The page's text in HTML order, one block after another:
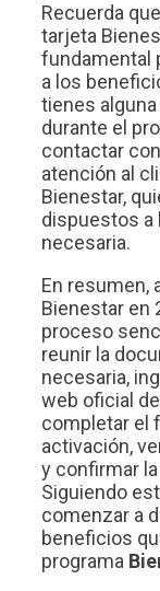
Recuerda
tarjeta
fundamental
a los
tienes
durante el
contactar
atención al
Bienestar,
dispuestos a
necesaria.
En resumen,
Bienestar en
proceso
reunir la
necesaria,
web oficial
completar el
activación,
y confirmar
Siguiendo
comenzar a
beneficios
programa